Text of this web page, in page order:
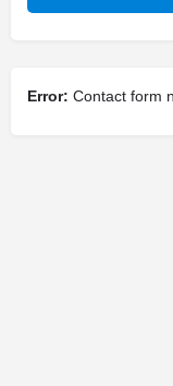
Error: Contact form